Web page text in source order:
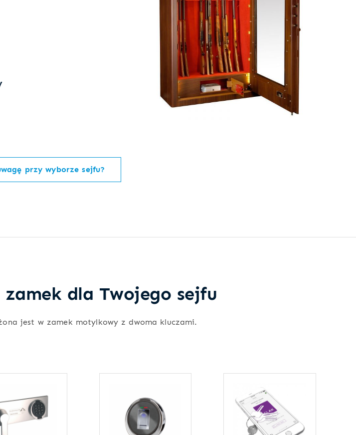
przy wyborze sejfu?
dla Twojego sejfu
jest w zamek motylkowy z dwoma kluczami.